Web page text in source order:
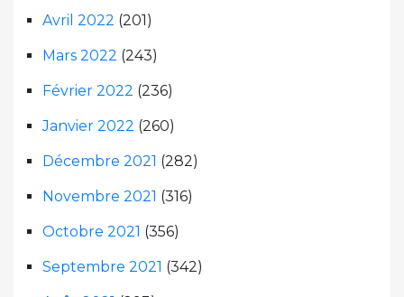
Avril 2022 (201)
Mars 2022 (243)
Février 2022 (236)
Janvier 2022 (260)
Décembre 2021 (282)
Novembre 2021 (316)
Octobre 2021 (356)
Septembre 2021 (342)